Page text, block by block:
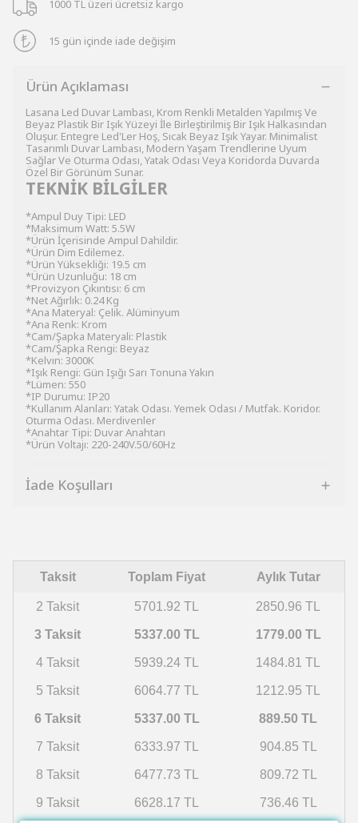
1000 TL üzeri ücretsiz kargo
15 gün içinde iade değişim
Ürün Açıklaması
Lasana Led Duvar Lambası, Krom Renkli Metalden Yapılmış Ve
Beyaz Plastik Bir Işık Yüzeyi İle Birleştirilmiş Bir Işık Halkasından
Oluşur. Entegre Led'Ler Hoş, Sıcak Beyaz Işık Yayar. Minimalist
Tasarımlı Duvar Lambası, Modern Yaşam Trendlerine Uyum
Sağlar Ve Oturma Odası, Yatak Odası Veya Koridorda Duvarda
Özel Bir Görünüm Sunar.
TEKNİK BİLGİLER
*Ampul Duy Tipi: LED
*Maksimum Watt: 5.5W
*Ürün İçerisinde Ampul Dahildir.
*Ürün Dim Edilemez.
*Ürün Yüksekliği: 19.5 cm
*Ürün Uzunluğu: 18 cm
*Provizyon Çıkıntısı: 6 cm
*Net Ağırlık: 0.24 Kg
*Ana Materyal: Çelik. Alüminyum
*Ana Renk: Krom
*Cam/Şapka Materyali: Plastik
*Cam/Şapka Rengi: Beyaz
*Kelvın: 3000K
*Işık Rengi: Gün Işığı Sarı Tonuna Yakın
*Lümen: 550
*IP Durumu: IP20
*Kullanım Alanları: Yatak Odası. Yemek Odası / Mutfak. Koridor.
Oturma Odası. Merdivenler
*Anahtar Tipi: Duvar Anahtarı
*Ürün Voltajı: 220-240V.50/60Hz
İade Koşulları
Taksit Toplam Fiyat Aylık Tutar
2 Taksit 5701.92 TL 2850.96 TL
3 Taksit 5337.00 TL 1779.00 TL
4 Taksit 5939.24 TL 1484.81 TL
5 Taksit 6064.77 TL 1212.95 TL
6 Taksit 5337.00 TL 889.50 TL
7 Taksit 6333.97 TL 904.85 TL
8 Taksit 6477.73 TL 809.72 TL
9 Taksit 6628.17 TL 736.46 TL